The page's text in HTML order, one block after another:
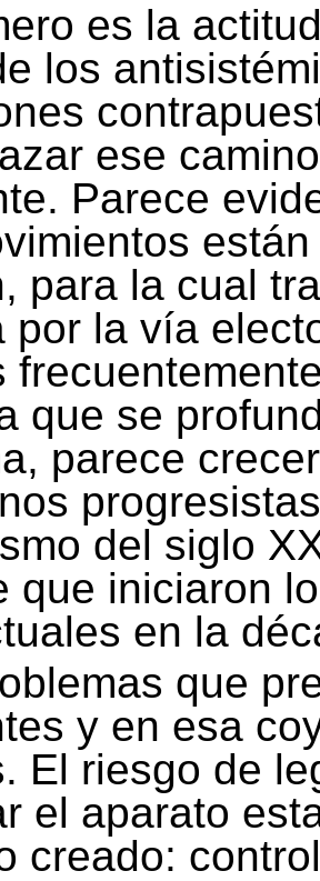
es la
los
ese
Parece
para la cual
por la vía
que se
parece
del siglo
que iniciaron
en la
que
y en esa
El riesgo de
el aparato
creado: